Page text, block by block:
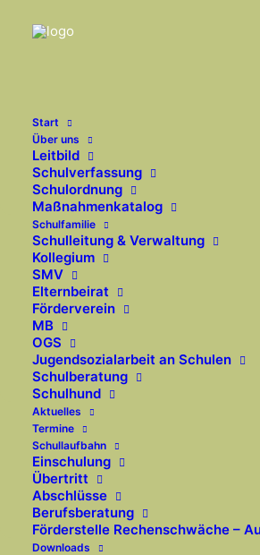
Start
Über uns
Leitbild
Schulverfassung
Schulordnung
Maßnahmenkatalog
Schulfamilie
Schulleitung & Verwaltung
Kollegium
SMV
Elternbeirat
Förderverein
MB
OGS
Jugendsozialarbeit an Schulen
Schulberatung
Schulhund
Aktuelles
Termine
Schullaufbahn
Einschulung
Übertritt
Abschlüsse
Berufsberatung
Förderstelle Rechenschwäche –
Downloads
Einblicke in
der OGS
Auszug aus
zurückliegenden
der
Futter für